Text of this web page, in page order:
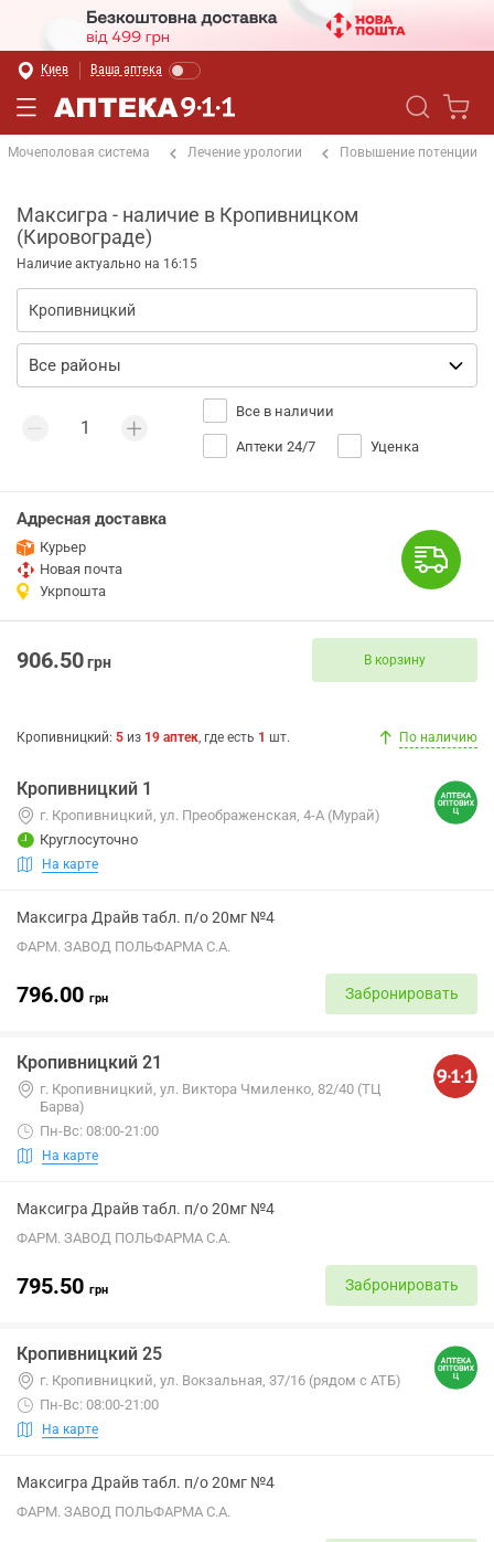
Киев Ваша аптека
Мочеполовая система Лечение урологии Повышение потенции
Максигра - наличие в Кропивницком
(Кировограде)
Наличие актуально на 16:15
Все в наличии
Аптеки 24/7 Уценка
Адресная доставка
Курьер
Новая почта
Укрпошта
906.50грн В корзину
Кропивницкий: 5 из 19 аптек, где есть 1 шт. По наличию
Кропивницкий 1
г. Кропивницкий, ул. Преображенская, 4-А (Мурай)
Круглосуточно
На карте
Максигра Драйв табл. п/о 20мг №4
ФАРМ. ЗАВОД ПОЛЬФАРМА С.А.
796.00 грн Забронировать
Кропивницкий 21
г. Кропивницкий, ул. Виктора Чмиленко, 82/40 (ТЦ
Барва)
Пн-Вс: 08:00-21:00
На карте
Максигра Драйв табл. п/о 20мг №4
ФАРМ. ЗАВОД ПОЛЬФАРМА С.А.
795.50 грн Забронировать
Кропивницкий 25
г. Кропивницкий, ул. Вокзальная, 37/16 (рядом с АТБ)
Пн-Вс: 08:00-21:00
На карте
Максигра Драйв табл. п/о 20мг №4
ФАРМ. ЗАВОД ПОЛЬФАРМА С.А.